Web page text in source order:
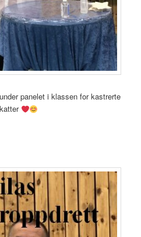
panelet i klassen for kastrerte